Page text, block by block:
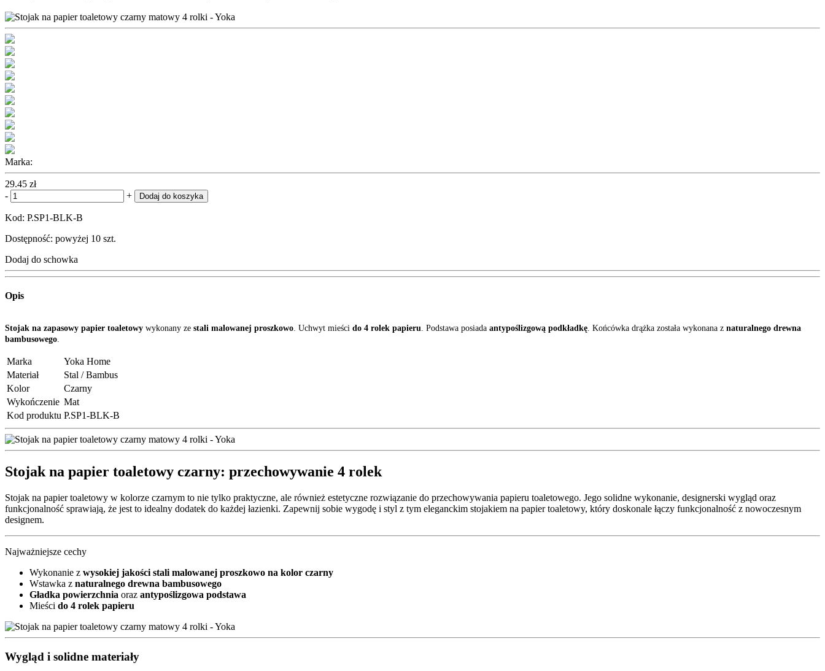
Marka:
29.45 zł
-
+ Dodaj do koszyka
Kod: P.SP1-BLK-B
Dostępność: powyżej 10 szt.
Dodaj do schowka
Opis
Stojak na zapasowy papier toaletowy wykonany ze stali malowanej proszkowo. Uchwyt mieści do 4 rolek papieru. Podstawa posiada antypoślizgową podkładkę. Końcówka drążka została wykonana z naturalnego drewna
bambusowego.
Marka
Yoka Home
Materiał
Stal / Bambus
Kolor
Czarny
Wykończenie Mat
Kod produktu P.SP1-BLK-B
Stojak na papier toaletowy czarny: przechowywanie 4 rolek
Stojak na papier toaletowy w kolorze czarnym to nie tylko praktyczne, ale również estetyczne rozwiązanie do przechowywania papieru toaletowego. Jego solidne wykonanie, designerski wygląd oraz
funkcjonalność sprawiają, że jest to idealny dodatek do każdej łazienki. Zapewnij sobie wygodę i styl z tym eleganckim stojakiem na papier toaletowy, który doskonale łączy funkcjonalność z nowoczesnym
designem.
Najważniejsze cechy
Wykonanie z wysokiej jakości stali malowanej proszkowo na kolor czarny
Wstawka z naturalnego drewna bambusowego
Gładka powierzchnia oraz antypoślizgowa podstawa
Mieści do 4 rolek papieru
Wygląd i solidne materiały